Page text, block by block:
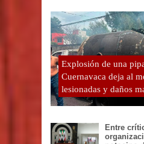
Explosión de una
Cuernavaca deja al
lesionadas y daños
Entre